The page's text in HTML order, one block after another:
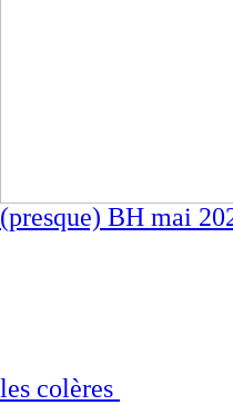
(presque) BH mai
les colères